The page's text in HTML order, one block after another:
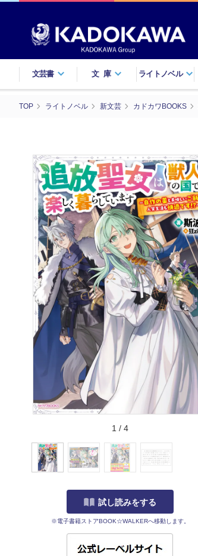
文芸書 文庫 ライトノベル
TOP ライトノベル 新文芸 カドカワBOOKS
1 / 4
試し読みをする
※電子書籍ストアBOOK☆WALKERへ移動します。